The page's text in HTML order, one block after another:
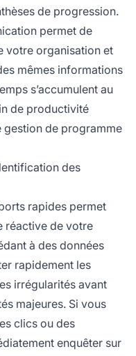
de progression.
permet de
votre organisation et
mêmes informations
s’accumulent au
de productivité
de programme
des
rapides permet
réactive de votre
à des données
rapidement les
irrégularités avant
majeures. Si vous
clics ou des
enquêter sur